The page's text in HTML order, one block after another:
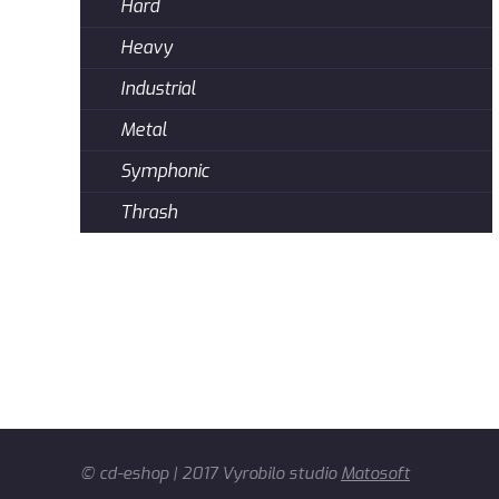
Hard
Heavy
Industrial
Metal
Symphonic
Thrash
© cd-eshop | 2017 Vyrobilo studio Matosoft